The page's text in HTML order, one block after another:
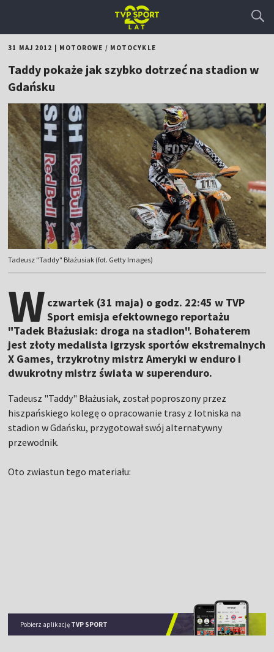
31 MAJ 2012 MOTOROWE / MOTOCYKLE
Taddy pokaże jak szybko dotrzeć na stadion w
Gdańsku
Tadeusz "Taddy" Błażusiak (fot. Getty Images)
W czwartek (31 maja) o godz. 22:45 w TVP
Sport emisja efektownego reportażu
"Tadek Błażusiak: droga na stadion". Bohaterem
jest złoty medalista igrzysk sportów ekstremalnych
X Games, trzykrotny mistrz Ameryki w enduro i
dwukrotny mistrz świata w superenduro.
Tadeusz "Taddy" Błażusiak, został poproszony przez
hiszpańskiego kolegę o opracowanie trasy z lotniska na
stadion w Gdańsku, przygotował swój alternatywny
przewodnik.
Oto zwiastun tego materiału:
Pobierz aplikację TVP SPORT